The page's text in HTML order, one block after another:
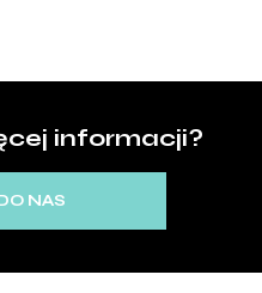
informacji?
NAS